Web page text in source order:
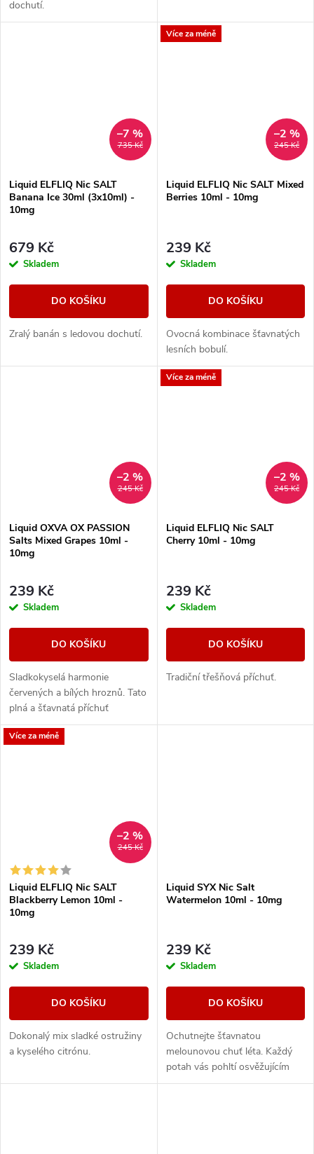
dochutí.
735 Kč
–7 %
Liquid ELFLIQ Nic SALT
Banana Ice 30ml (3x10ml) -
10mg
679 Kč
Skladem
DO KOŠÍKU
Zralý banán s ledovou dochutí.
Více za méně
245 Kč
–2 %
Liquid ELFLIQ Nic SALT Mixed
Berries 10ml - 10mg
239 Kč
Skladem
DO KOŠÍKU
Ovocná kombinace šťavnatých
lesních bobulí.
245 Kč
–2 %
Liquid OXVA OX PASSION
Salts Mixed Grapes 10ml -
10mg
239 Kč
Skladem
DO KOŠÍKU
Sladkokyselá harmonie
červených a bílých hroznů. Tato
plná a šťavnatá příchuť
připomíná hroznový džus.
Více za méně
245 Kč
–2 %
Liquid ELFLIQ Nic SALT
Cherry 10ml - 10mg
239 Kč
Skladem
DO KOŠÍKU
Tradiční třešňová příchuť.
Více za méně
245 Kč
–2 %
Liquid ELFLIQ Nic SALT
Blackberry Lemon 10ml -
10mg
239 Kč
Skladem
DO KOŠÍKU
Dokonalý mix sladké ostružiny
a kyselého citrónu.
Liquid SYX Nic Salt
Watermelon 10ml - 10mg
239 Kč
Skladem
DO KOŠÍKU
Ochutnejte šťavnatou
melounovou chuť léta. Každý
potah vás pohltí osvěžujícím
ledovým závěrem, který